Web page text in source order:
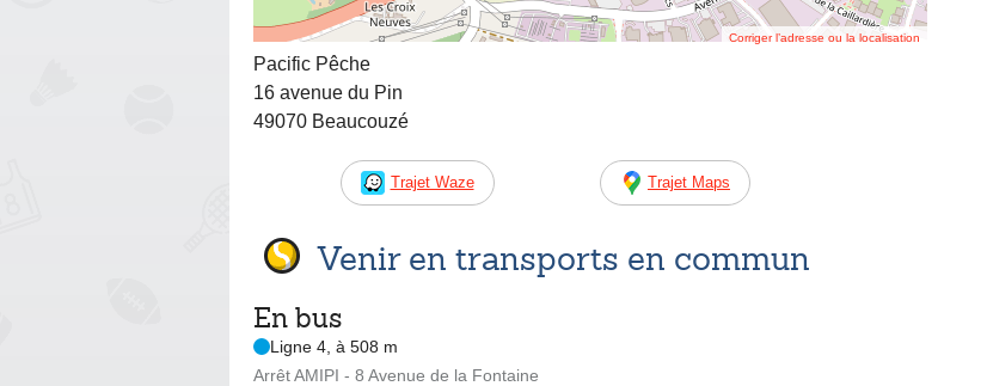
Corriger l’adresse ou la localisation
Pacific Pêche
16 avenue du Pin
49070 Beaucouzé
Trajet Waze Trajet Maps
Venir en transports en commun
En bus
Ligne 4, à 508 m
Arrêt AMIPI - 8 Avenue de la Fontaine